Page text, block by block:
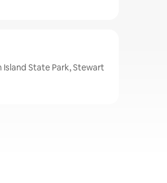
State Park, Stewart